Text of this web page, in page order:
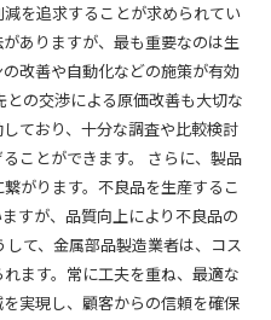
を追求することが求められてい
ありますが、最も重要なのは生
改善や自動化などの施策が有効
の交渉による原価改善も大切な
ており、十分な調査や比較検討
ことができます。 さらに、製品
がります。不良品を生産するこ
すが、品質向上により不良品の
て、金属部品製造業者は、コス
ます。常に工夫を重ね、最適な
実現し、顧客からの信頼を確保